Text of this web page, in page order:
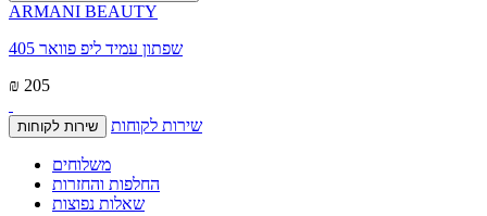
ARMANI BEAUTY
שפתון עמיד ליפ פוואר 405
₪ 205
שירות לקוחות שירות לקוחות
משלוחים
החלפות והחזרות
שאלות נפוצות